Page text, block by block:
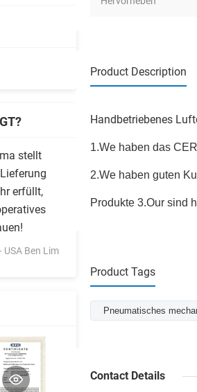
stellt
erfüllt,
Ben Lim
Product Description
Handbetriebenes
1.We haben das
2.We haben guten
Produkte 3.Our sind
Product Tags
Pneumatisches
Contact Details